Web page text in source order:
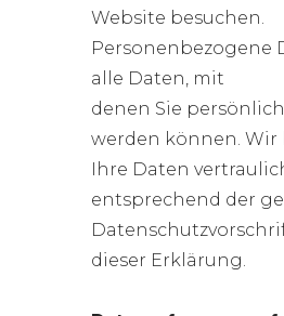
Website besuchen.
Personenbezogene
alle Daten, mit
denen Sie
werden können. Wir
Ihre Daten
entsprechend der
dieser Erklärung.